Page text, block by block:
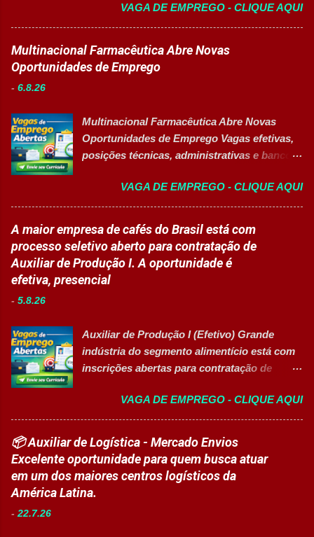
para apoiar o desenvolvimento do aluno
durante todo o período de estudos. Opções
de Formação Disponíveis Aperfeiçoamento
em Gestão e Serviços de Gastronomia
Noturna) Estratégia de Vendas e
Performance Comercial (Turma Vespertina)
Estrutura e Horários das Turmas
e excelência operacional 👉 CANDIDATAR-
SE AGORA Sobre a Posição Líder mundial
no segmento de alimentos e bebidas busca
profissional qualificado para coordenar as
áreas de Manutenção e Utilidades em sua
equipamentos, a gestão otimizada de
recursos energéticos e a liderança
estratégica em projetos de melhoria
Responsabilidades Assegurar a manutenção
eficiente dos equipamentos das áreas de
utilidades, elétrica e setores auxiliares.
Identificar oportunidades de melhoria
contínua nos processos e no consumo de
recursos energéticos. Garantir a
Liderar a gestão da ...
VAGA DE EMPREGO - CLIQUE AQUI
Multinacional Farmacêutica Abre Novas
Oportunidades de Emprego
- 6.8.26
Multinacional Farmacêutica Abre Novas
Oportunidades de Emprego Vagas efetivas,
posições técnicas, administrativas e banco
CANDIDATAR-SE AGORA Sobre as
Oportunidades Uma das maiores empresas
do setor farmacêutico e de saúde está com
processo seletivo aberto para contratação
de profissionais em diversas áreas de
atuação, oferecendo desenvolvimento
de gestão, além de opções de cadastro em
banco de talentos para futuras
oportunidades de carreira. Vagas
Auxiliar de Almoxarifado OEA Auxiliar de
Produção Eletricista de Manutenção II
Gerente Executivo de Engenharia Oficial de
Cozinha Banco de Talentos - Auxiliar de
Produção (Alimentos) Banco de Talentos -
Oportunidades Gerais Áreas de Atuação
VAGA DE EMPREGO - CLIQUE AQUI
A maior empresa de cafés do Brasil está com
processo seletivo aberto para contratação de
Auxiliar de Produção I. A oportunidade é
efetiva, presencial
- 5.8.26
Auxiliar de Produção I (Efetivo) Grande
indústria do segmento alimentício está com
inscrições abertas para contratação de
AGORA Resumo da vaga Cargo: Auxiliar de
Produção I Empresa: Grupo 3Corações Tipo
de contratação: Efetivo (CLT) Modelo de
trabalho: Presencial Inscrições até: 10 de
agosto de 2026 Acessibilidade: Vaga
inclusiva para Pessoas com Deficiência
VAGA DE EMPREGO - CLIQUE AQUI
📦 Auxiliar de Logística - Mercado Envios
Excelente oportunidade para quem busca atuar
em um dos maiores centros logísticos da
América Latina.
- 22.7.26